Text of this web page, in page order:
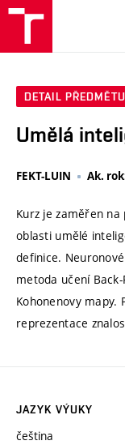
DETAIL PŘEDMĚTU
Umělá
FEKT-LUIN Ak.
Kurz je zaměřen
oblasti umělé
definice.
metoda učení
Kohonenovy mapy.
reprezentace
JAZYK VÝUKY
čeština